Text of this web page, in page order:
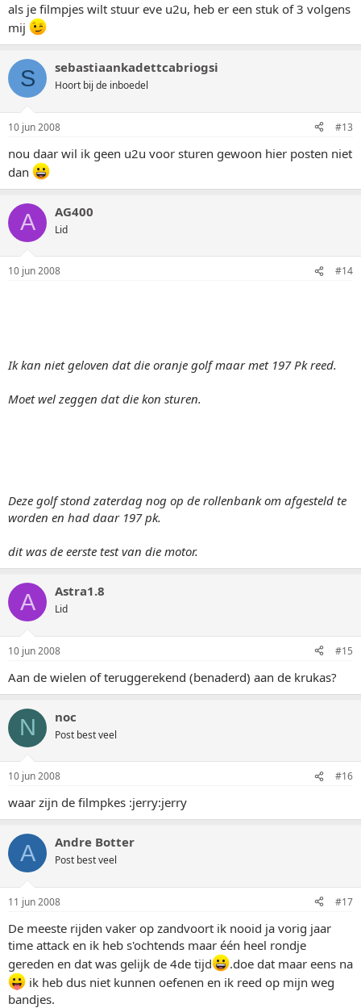
als je filmpjes wilt stuur eve u2u, heb er een stuk of 3 volgens
mij
S sebastiaankadettcabriogsi
Hoort bij de inboedel
10 jun 2008 #13
nou daar wil ik geen u2u voor sturen gewoon hier posten niet
dan
A AG400
Lid
10 jun 2008 #14
Ik kan niet geloven dat die oranje golf maar met 197 Pk reed.
Moet wel zeggen dat die kon sturen.
Deze golf stond zaterdag nog op de rollenbank om afgesteld te
worden en had daar 197 pk.
dit was de eerste test van die motor.
A Astra1.8
Lid
10 jun 2008 #15
Aan de wielen of teruggerekend (benaderd) aan de krukas?
N noc
Post best veel
10 jun 2008 #16
waar zijn de filmpkes :jerry:jerry
A Andre Botter
Post best veel
11 jun 2008 #17
De meeste rijden vaker op zandvoort ik nooid ja vorig jaar
time attack en ik heb s'ochtends maar één heel rondje
gereden en dat was gelijk de 4de tijd
.doe dat maar eens na
ik heb dus niet kunnen oefenen en ik reed op mijn weg
bandjes.